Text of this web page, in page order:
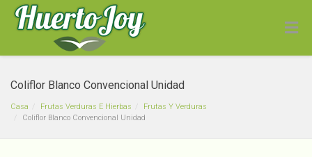
Coliflor Blanco Convencional Unidad
Casa Frutas Verduras E Hierbas
Frutas Y Verduras
Coliflor Blanco Convencional Unidad